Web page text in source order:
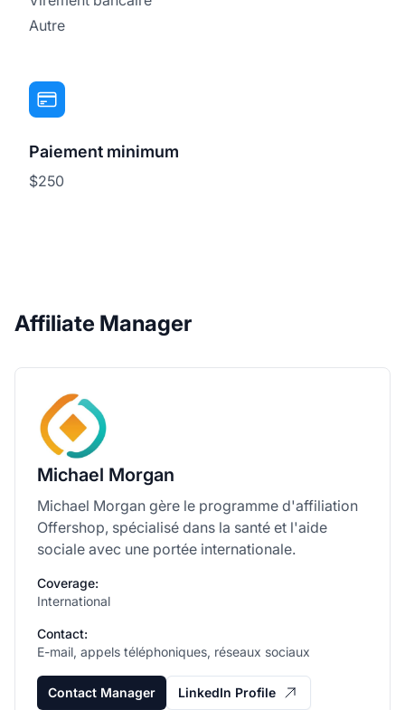
Autre
Paiement minimum
$250
Affiliate Manager
Michael Morgan
Michael Morgan gère le programme d'affiliation
Offershop, spécialisé dans la santé et l'aide
sociale avec une portée internationale.
Coverage:
International
Contact:
E-mail, appels téléphoniques, réseaux sociaux
Contact Manager LinkedIn Profile